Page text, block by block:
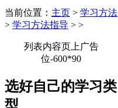
当前位置： 主页 > 学习方法
> 学习方法指导 > >
列表内容页上广告
位-600*90
选好自己的学习类